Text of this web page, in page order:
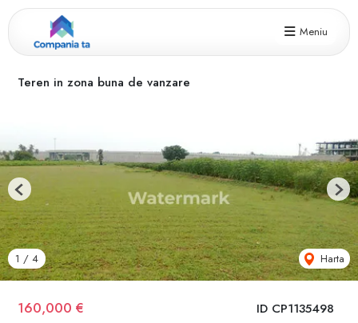
Meniu
Teren in zona buna de vanzare
ID CP1135498
160,000 €
1 / 4 Harta
Previous Next